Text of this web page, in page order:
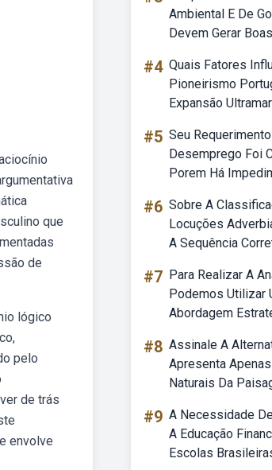
que
de
lógico
pelo
de trás
envolve
Ambiental E De
Devem Gerar
#4 Quais Fatores
Pioneirismo
Expansão
#5 Seu
Desemprego Foi
Porem Há
#6 Sobre A
Locuções
A Sequência
#7 Para Realizar A
Podemos Utilizar
Abordagem
#8 Assinale A
Apresenta
Naturais Da
#9 A Necessidade
A Educação
Escolas